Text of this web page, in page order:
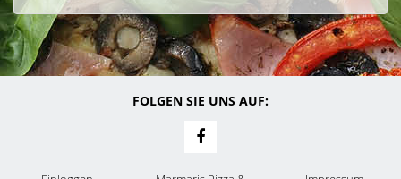
FOLGEN SIE UNS AUF: